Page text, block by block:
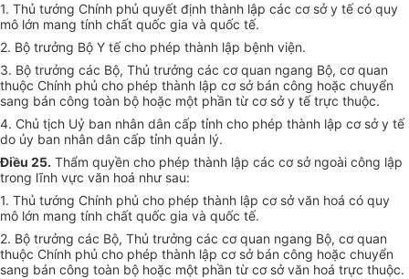
1. Thủ tướng Chính phủ quyết định thành lập các cơ sở y tế có quy
mô lớn mang tính chất quốc gia và quốc tế.
2. Bộ trưởng Bộ Y tế cho phép thành lập bệnh viện.
3. Bộ trưởng các Bộ, Thủ trưởng các cơ quan ngang Bộ, cơ quan
thuộc Chính phủ cho phép thành lập cơ sở bán công hoặc chuyển
sang bán công toàn bộ hoặc một phần từ cơ sở y tế trực thuộc.
4. Chủ tịch Uỷ ban nhân dân cấp tỉnh cho phép thành lập cơ sở y tế
do ủy ban nhân dân cấp tỉnh quản lý.
Điều 25. Thẩm quyền cho phép thành lập các cơ sở ngoài công lập
trong lĩnh vực văn hoá như sau:
1. Thủ tướng Chính phủ cho phép thành lập cơ sở văn hoá có quy
mô lớn mang tính chất quốc gia và quốc tế.
2. Bộ trưởng các Bộ, Thủ trưởng các cơ quan ngang Bộ, cơ quan
thuộc Chính phủ cho phép thành lập cơ sở bán công hoặc chuyển
sang bán công toàn bộ hoặc một phần từ cơ sở văn hoá trực thuộc.